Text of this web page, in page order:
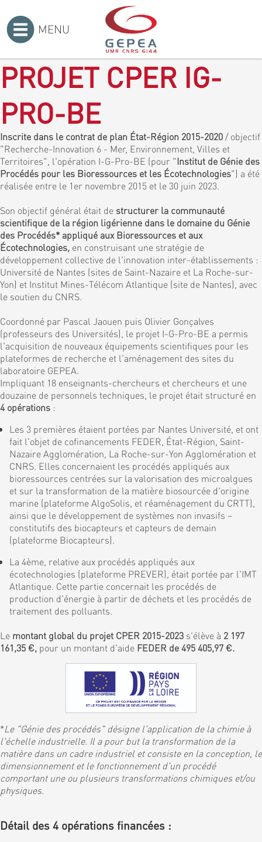
MENU
PROJET CPER IG-
PRO-BE
Inscrite dans le contrat de plan État-Région 2015-2020 / objectif
"Recherche-Innovation 6 - Mer, Environnement, Villes et
Territoires", l'opération I-G-Pro-BE (pour "Institut de Génie des
Procédés pour les Bioressources et les Écotechnologies") a été
réalisée entre le 1er novembre 2015 et le 30 juin 2023.
Son objectif général était de structurer la communauté
scientifique de la région ligérienne dans le domaine du Génie
des Procédés* appliqué aux Bioressources et aux
Écotechnologies, en construisant une stratégie de
développement collective de l'innovation inter-établissements :
Université de Nantes (sites de Saint-Nazaire et La Roche-sur-
Yon) et Institut Mines-Télécom Atlantique (site de Nantes), avec
le soutien du CNRS.
Coordonné par Pascal Jaouen puis Olivier Gonçalves
(professeurs des Universités), le projet I-G-Pro-BE a permis
l'acquisition de nouveaux équipements scientifiques pour les
plateformes de recherche et l'aménagement des sites du
laboratoire GEPEA.
Impliquant 18 enseignants-chercheurs et chercheurs et une
douzaine de personnels techniques, le projet était structuré en
4 opérations :
Les 3 premières étaient portées par Nantes Université, et ont
fait l'objet de cofinancements FEDER, État-Région, Saint-
Nazaire Agglomération, La Roche-sur-Yon Agglomération et
CNRS. Elles concernaient les procédés appliqués aux
bioressources centrées sur la valorisation des microalgues
et sur la transformation de la matière biosourcée d'origine
marine (plateforme AlgoSolis, et réaménagement du CRTT),
ainsi que le développement de systèmes non invasifs –
constitutifs des biocapteurs et capteurs de demain
(plateforme Biocapteurs).
La 4ème, relative aux procédés appliqués aux
écotechnologies (plateforme PREVER), était portée par l'IMT
Atlantique. Cette partie concernait les procédés de
production d'énergie à partir de déchets et les procédés de
traitement des polluants.
Le montant global du projet CPER 2015-2023 s'élève à 2 197
161,35 €, pour un montant d'aide FEDER de 495 405,97 €.
*Le "Génie des procédés" désigne l'application de la chimie à
l'échelle industrielle. Il a pour but la transformation de la
matière dans un cadre industriel et consiste en la conception, le
dimensionnement et le fonctionnement d'un procédé
comportant une ou plusieurs transformations chimiques et/ou
physiques.
Détail des 4 opérations financées :